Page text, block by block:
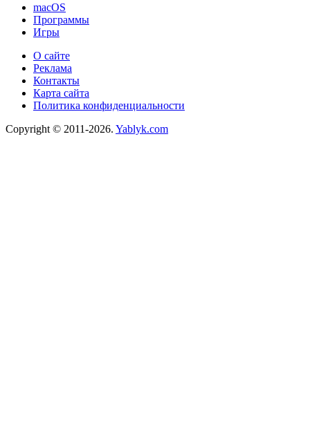
macOS
Программы
Игры
О сайте
Реклама
Контакты
Карта сайта
Политика конфиденциальности
Copyright © 2011-2026. Yablyk.сom